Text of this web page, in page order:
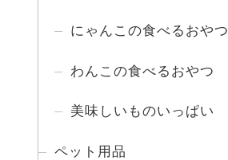
にゃんこの食べるおやつ
わんこの食べるおやつ
美味しいものいっぱい
ペット用品